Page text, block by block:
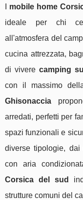
mobile home
ideale per chi
all'atmosfera del
cucina attrezzata,
di vivere camping
con il massimo
Ghisonaccia
arredati, perfetti per
spazi funzionali e
diverse tipologie,
con aria
Corsica del sud
strutture comuni del